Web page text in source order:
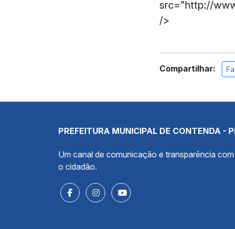
src="http://
/>
Compartilhar:
PREFEITURA MUNICIPAL DE CONTENDA -
Um canal de comunicação e transparência com
o cidadão.